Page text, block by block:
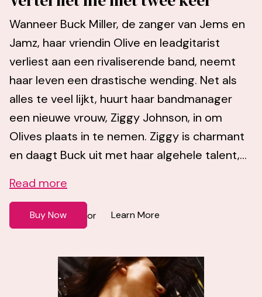
Wanneer Buck Miller, de zanger van Jems en
Jamz, haar vriendin Olive en leadgitarist
verliest aan een rivaliserende band, neemt
haar leven een drastische wending. Net als
alles te veel lijkt, huurt haar bandmanager
een nieuwe vrouw, Ziggy Johnson, in om
Olives plaats in te nemen. Ziggy is charmant
en daagt Buck uit met haar algehele talent,...
Read more
Buy Now or Learn More